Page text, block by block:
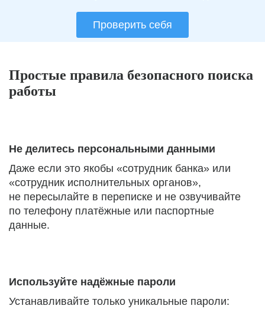
Проверить себя
Простые правила безопасного поиска
работы
Не делитесь персональными данными
Даже если это якобы «сотрудник банка» или
«сотрудник исполнительных органов»,
не пересылайте в переписке и не озвучивайте
по телефону платёжные или паспортные
данные.
Используйте надёжные пароли
Устанавливайте только уникальные пароли: